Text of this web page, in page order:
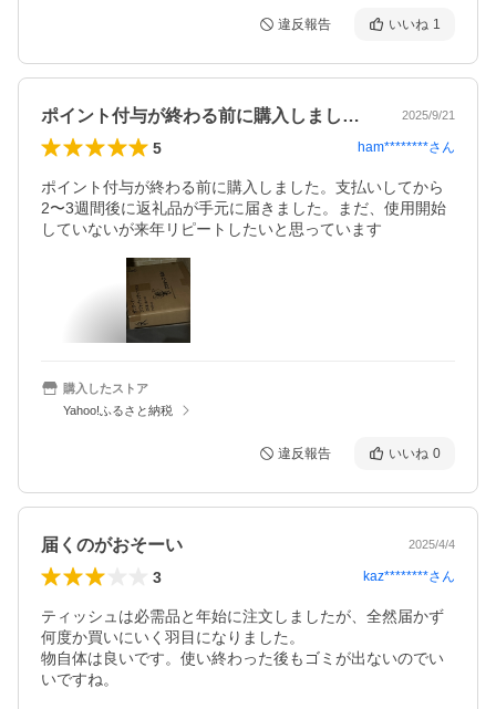
違反報告 いいね 1
ポイント付与が終わる前に購入しました。… 2025/9/21
5 ham********さん
ポイント付与が終わる前に購入しました。支払いしてから
2〜3週間後に返礼品が手元に届きました。まだ、使用開始
していないが来年リピートしたいと思っています
購入したストア
Yahoo!ふるさと納税
違反報告 いいね 0
届くのがおそーい 2025/4/4
3 kaz********さん
ティッシュは必需品と年始に注文しましたが、全然届かず
何度か買いにいく羽目になりました。
物自体は良いです。使い終わった後もゴミが出ないのでい
いですね。